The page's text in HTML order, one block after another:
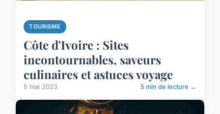
TOURISME
Côte d'Ivoire : Sites
incontournables, saveurs
culinaires et astuces voyage
5 mai 2023 5 min de lecture →